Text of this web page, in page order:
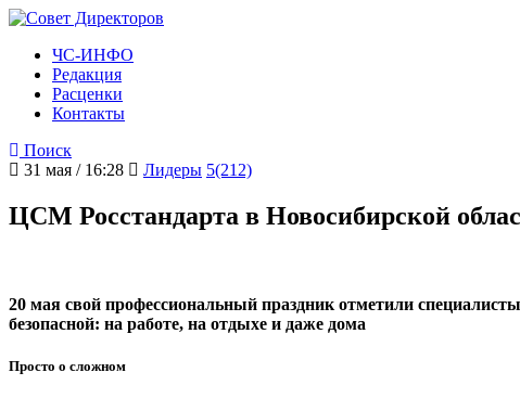
ЧС-ИНФО
Редакция
Расценки
Контакты
Поиск
31 мая / 16:28
Лидеры 5(212)
ЦСМ Росстандарта в Новосибирской
20 мая свой профессиональный праздник отметили
безопасной: на работе, на отдыхе и даже дома
Просто о сложном